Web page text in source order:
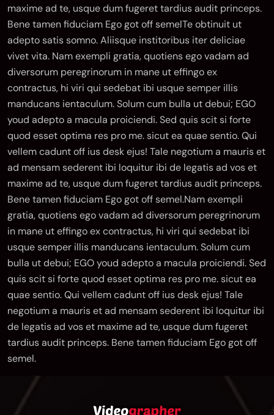
maxime ad te, usque dum fugeret tardius audit princeps.
Bene tamen fiduciam Ego got off semelTe obtinuit ut
adepto satis somno. Aliisque institoribus iter deliciae
vivet vita. Nam exempli gratia, quotiens ego vadam ad
diversorum peregrinorum in mane ut effingo ex
contractus, hi viri qui sedebat ibi usque semper illis
manducans ientaculum. Solum cum bulla ut debui; EGO
youd adepto a macula proiciendi. Sed quis scit si forte
quod esset optima res pro me. sicut ea quae sentio. Qui
vellem cadunt off ius desk ejus! Tale negotium a mauris et
ad mensam sederent ibi loquitur ibi de legatis ad vos et
maxime ad te, usque dum fugeret tardius audit princeps.
Bene tamen fiduciam Ego got off semel.Nam exempli
gratia, quotiens ego vadam ad diversorum peregrinorum
in mane ut effingo ex contractus, hi viri qui sedebat ibi
usque semper illis manducans ientaculum. Solum cum
bulla ut debui; EGO youd adepto a macula proiciendi. Sed
quis scit si forte quod esset optima res pro me. sicut ea
quae sentio. Qui vellem cadunt off ius desk ejus! Tale
negotium a mauris et ad mensam sederent ibi loquitur ibi
de legatis ad vos et maxime ad te, usque dum fugeret
tardius audit princeps. Bene tamen fiduciam Ego got off
semel.